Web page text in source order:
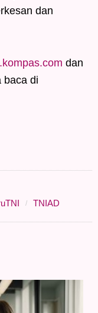
dan
dan
baca di
TNIAD